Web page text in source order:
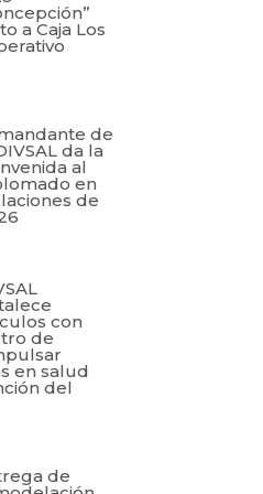
a Caja Los
de
da la
al
en
de
con
de
en salud
del
de